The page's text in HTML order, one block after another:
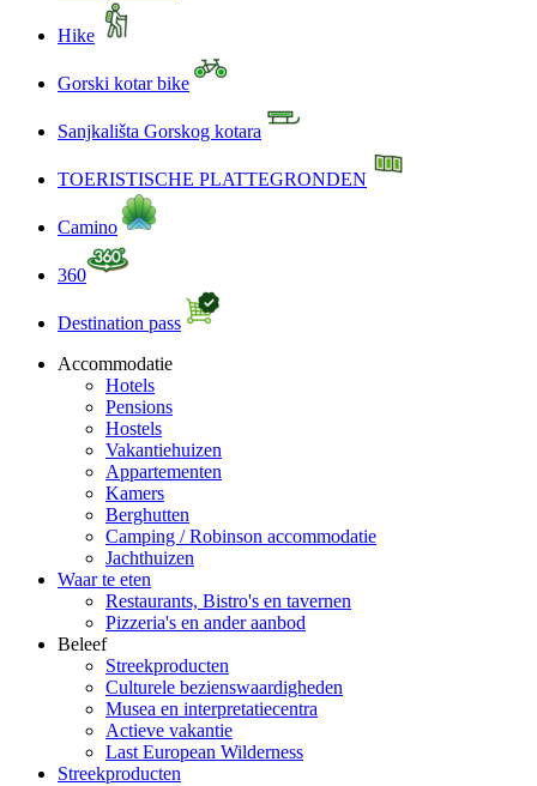
Hike
Gorski kotar bike
Sanjkališta Gorskog kotara
TOERISTISCHE PLATTEGRONDEN
Camino
360
Destination pass
Accommodatie
Hotels
Pensions
Hostels
Vakantiehuizen
Appartementen
Kamers
Berghutten
Camping / Robinson accommodatie
Jachthuizen
Waar te eten
Restaurants, Bistro's en tavernen
Pizzeria's en ander aanbod
Beleef
Streekproducten
Culturele bezienswaardigheden
Musea en interpretatiecentra
Actieve vakantie
Last European Wilderness
Streekproducten